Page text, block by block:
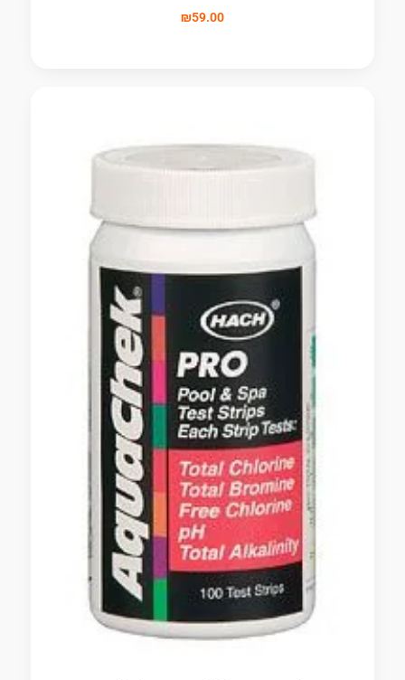
₪59.00